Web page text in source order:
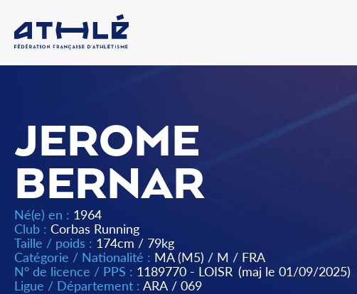
JEROME
BERNAR
Né(e) en : 1964
Club : Corbas Running
Taille / poids : 174cm / 79kg
Catégorie / Nationalité : MA (M5) / M / FRA
N° de licence / PPS : 1189770 - LOISR (maj le 01/09/2025)
Ligue / Département : ARA / 069